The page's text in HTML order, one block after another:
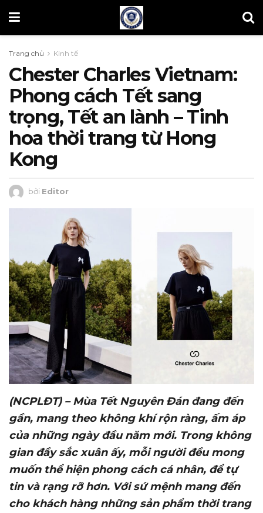
Trang chủ Kinh tế
Chester Charles Vietnam:
Phong cách Tết sang
trọng, Tết an lành – Tinh
hoa thời trang từ Hong
Kong
bởi Editor
(NCPLĐT) – Mùa Tết Nguyên Đán đang đến
gần, mang theo không khí rộn ràng, ấm áp
của những ngày đầu năm mới. Trong không
gian đầy sắc xuân ấy, mỗi người đều mong
muốn thể hiện phong cách cá nhân, để tự
tin và rạng rỡ hơn. Với sứ mệnh mang đến
cho khách hàng những sản phẩm thời trang